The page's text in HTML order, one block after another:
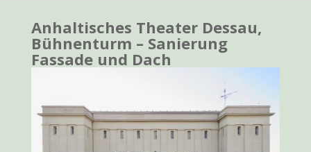
Anhaltisches Theater Dessau,
Bühnenturm – Sanierung
Fassade und Dach